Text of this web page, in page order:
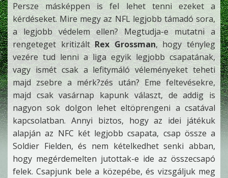
Persze másképpen is fel lehet tenni ezeket a
kérdéseket. Mire megy az NFL legjobb támadó sora,
a legjobb védelem ellen? Megtudja-e mutatni a
rengeteget kritizáltRex Grossman, hogy tényleg
vezére tud lenni a liga egyik legjobb csapatának,
vagy ismét csak a lefitymáló véleményeket teheti
majd zsebre a mérk?zés után? Eme feltevésekre,
majd csak vasárnap kapunk választ, de addig is
nagyon sok dolgon lehet eltöprengeni a csatával
kapcsolatban. Annyi biztos, hogy az idei játékuk
alapján az NFC két legjobb csapata, csap össze a
Soldier Fielden, és nem kételkedhet senki abban,
hogy megérdemelten jutottak-e ide az összecsapó
felek. Csapjunk bele a közepébe, és vizsgáljuk meg